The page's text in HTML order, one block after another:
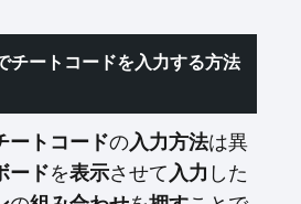
チートコードを入力する方法
ートコードの入力方法は異
ードを表示させて入力 した